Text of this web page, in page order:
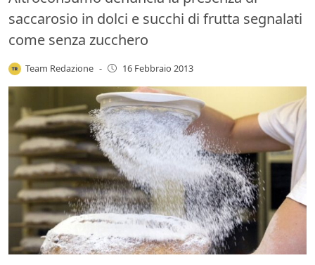
saccarosio in dolci e succhi di frutta segnalati
come senza zucchero
Team Redazione - 16 Febbraio 2013